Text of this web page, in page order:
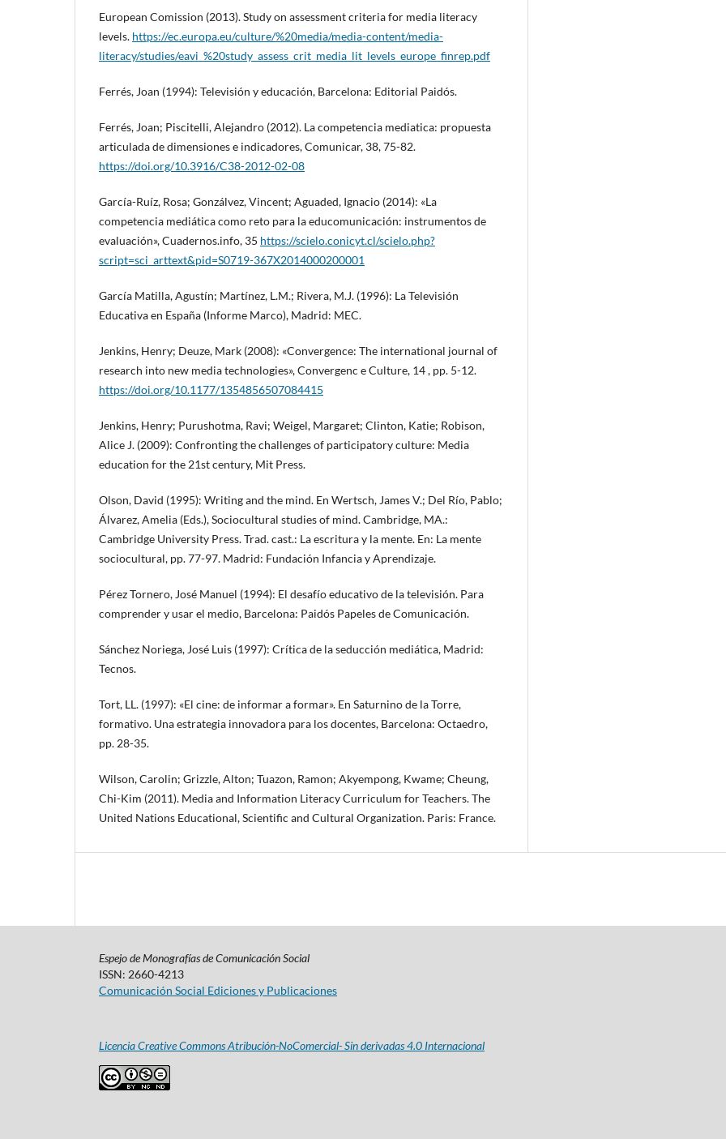
European Comission (2013). Study on assessment criteria for media literacy
levels. https://ec.europa.eu/culture/%20media/media-content/media-
literacy/studies/eavi_%20study_assess_crit_media_lit_levels_europe_finrep.pdf
Ferrés, Joan (1994): Televisión y educación, Barcelona: Editorial Paidós.
Ferrés, Joan; Piscitelli, Alejandro (2012). La competencia mediatica: propuesta
articulada de dimensiones e indicadores, Comunicar, 38, 75-82.
https://doi.org/10.3916/C38-2012-02-08
García-Ruíz, Rosa; Gonzálvez, Vincent; Aguaded, Ignacio (2014): «La
competencia mediática como reto para la educomunicación: instrumentos de
evaluación», Cuadernos.info, 35 https://scielo.conicyt.cl/scielo.php?
script=sci_arttext&pid=S0719-367X2014000200001
García Matilla, Agustín; Martínez, L.M.; Rivera, M.J. (1996): La Televisión
Educativa en España (Informe Marco), Madrid: MEC.
Jenkins, Henry; Deuze, Mark (2008): «Convergence: The international journal of
research into new media technologies», Convergenc e Culture, 14 , pp. 5-12.
https://doi.org/10.1177/1354856507084415
Jenkins, Henry; Purushotma, Ravi; Weigel, Margaret; Clinton, Katie; Robison,
Alice J. (2009): Confronting the challenges of participatory culture: Media
education for the 21st century, Mit Press.
Olson, David (1995): Writing and the mind. En Wertsch, James V.; Del Río, Pablo;
Álvarez, Amelia (Eds.), Sociocultural studies of mind. Cambridge, MA.:
Cambridge University Press. Trad. cast.: La escritura y la mente. En: La mente
sociocultural, pp. 77-97. Madrid: Fundación Infancia y Aprendizaje.
Pérez Tornero, José Manuel (1994): El desafío educativo de la televisión. Para
comprender y usar el medio, Barcelona: Paidós Papeles de Comunicación.
Sánchez Noriega, José Luis (1997): Crítica de la seducción mediática, Madrid:
Tecnos.
Tort, LL. (1997): «El cine: de informar a formar». En Saturnino de la Torre,
formativo. Una estrategia innovadora para los docentes, Barcelona: Octaedro,
pp. 28-35.
Wilson, Carolin; Grizzle, Alton; Tuazon, Ramon; Akyempong, Kwame; Cheung,
Chi-Kim (2011). Media and Information Literacy Curriculum for Teachers. The
United Nations Educational, Scientific and Cultural Organization. Paris: France.
Espejo de Monografías de Comunicación Social
ISSN: 2660-4213
Comunicación Social Ediciones y Publicaciones
Licencia Creative Commons Atribución-NoComercial- Sin derivadas 4.0 Internacional